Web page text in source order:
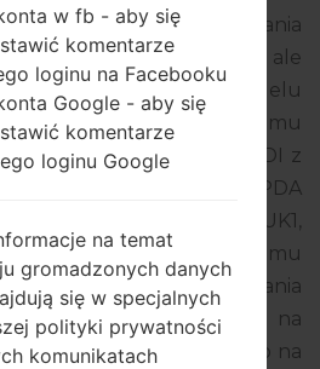
oprogramowania
Galaxy S20 Plus 5G, ale
czy numer modelu
odpowiada wskazanemu
układowego to KDI z
dostarczany z wersją PDA
CSC SCG02KDY1BUK1,
Wersja systemu
oprogramowania
R 11. Pełny poradnik na
układowego na
w fb - aby się
komentarze
loginu na Facebooku
Google - aby się
komentarze
loginu Google
na temat
gromadzonych danych
się w specjalnych
polityki prywatności
komunikatach